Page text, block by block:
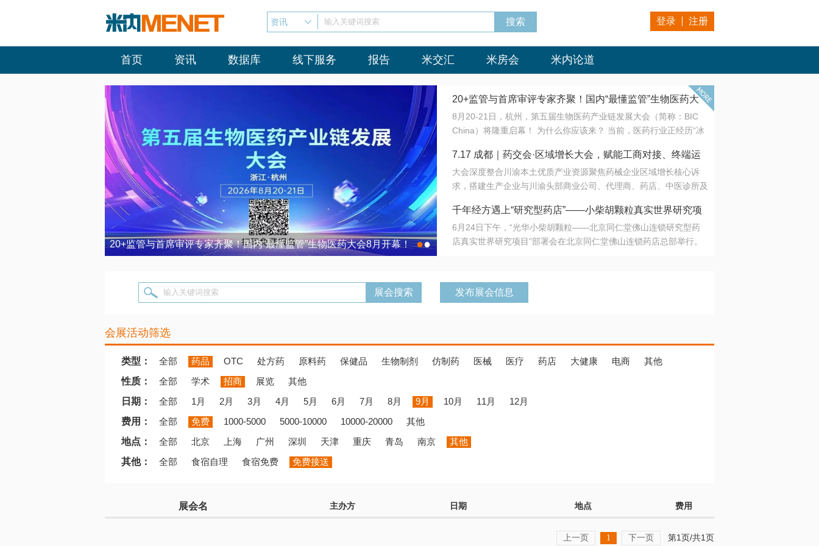
资讯 输入关键词搜索 登录 注册
首页 资讯 数据库 线下服务 报告 米交汇 米房会 米内论道
20+监管与首席审评专家齐聚！国内“最懂监管”生物医药大会8月开幕！ 7.17 成都｜药交会·区域增长大会，赋能工商对接、终端运营
●●
20+监管与首席审评专家齐聚！国内“最懂监管”生物医药大
会8月开幕！
8月20-21日，杭州，第五届生物医药产业链发展大会（简称：BIC
China）将隆重启幕！ 为什么你应该来？ 当前，医药行业正经历“冰
法正重新定义研发效率；另一端是创新药“最后一公里”的支付与入院
难题，呼唤更成熟的产业生态。 同质化“内卷”已无出路，全产业链协
同与出海能力建设才是破局关键。 本届大会以 “重构生态，定义未
算力突围；从中药创新、复杂药物制剂、CGT、多肽与小核酸的技
术攻坚，到CDMO的柔性智造。 我们致力于打破壁垒，让“实验
室”与“生产线”、“研发端”与“支付端”深度对话，更让监管、产业、资
7.17 成都｜药交会·区域增长大会，赋能工商对接、终端运
营
大会深度整合川渝本土优质产业资源聚焦药械企业区域增长核心诉
求，搭建生产企业与川渝头部商业公司、代理商、药店、中医诊所及
域增量份额夯实西南市场战略布局
千年经方遇上“研究型药店”——小柴胡颗粒真实世界研究项
目在北京同仁堂佛山连锁启动
6月24日下午，“光华小柴胡颗粒——北京同仁堂佛山连锁研究型药
店真实世界研究项目”部署会在北京同仁堂佛山连锁药店总部举行。
输入关键词搜索 发布展会信息
会展活动筛选
类型： 全部 药品 OTC 处方药 原料药 保健品 生物制剂 仿制药 医械 医疗 药店 大健康 电商
其他
性质：
全部 学术 招商 展览
其他
日期：
全部 1月 2月 3月 4月 5月 6月 7月 8月 9月 10月 11月
12月
费用：
全部 免费 1000-5000 5000-10000 10000-20000
其他
地点：
全部 北京 上海 广州 深圳 天津 重庆 青岛 南京
其他
其他：
全部 食宿自理 食宿免费 免费接送
展会名 主办方 日期 地点 费用
上一页 1 下一页 第1页/共1页